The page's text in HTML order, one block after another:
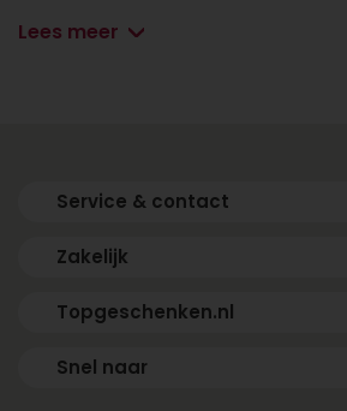
(m.u.v. zondag)
Afmetingen & aantal personen
- 8 personen: 19x19cm
- 12 personen: 21x21cm
Lees meer
Service & contact
Zakelijk
Topgeschenken.nl
Snel naar